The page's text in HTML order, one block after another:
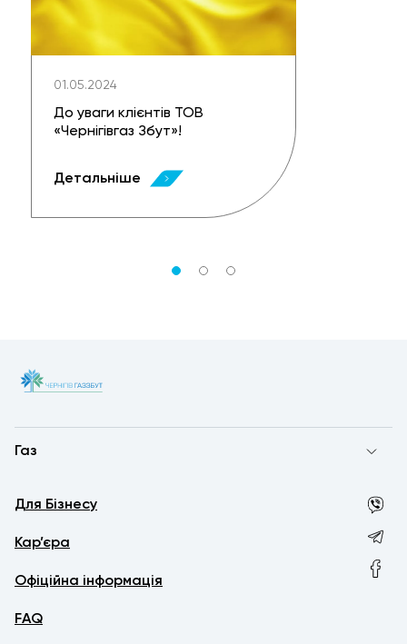
01.05.2024
До уваги клієнтів ТОВ
«Чернігівгаз Збут»!
Детальніше
Газ
Для Бізнесу
Кар’єра
Офіційна інформація
FAQ